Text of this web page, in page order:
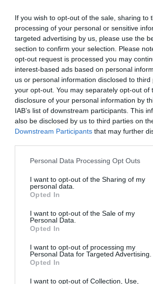
If you wish to opt-out of the sale, sharing to
processing of your personal or sensitive
targeted advertising by us, please use the
section to confirm your selection. Please
opt-out request is processed you may
interest-based ads based on personal
us or personal information disclosed to
your opt-out. You may separately opt-out of
disclosure of your personal information by
IAB’s list of downstream participants. This
also be disclosed by us to third parties on
Downstream Participants that may further
Personal Data Processing Opt Outs
I want to opt-out of the Sharing of my
personal data.
Opted In
I want to opt-out of the Sale of my
Personal Data.
Opted In
I want to opt-out of processing my
Personal Data for Targeted Advertising.
Opted In
I want to opt-out of Collection, Use,
EMPRESA
Plusfresc
expansión con
de 15 MEUR
28 de septiembre
EMPRESA
Los tiros
Pau Gasol
28 de
Anterior 1 … 34 35 36 37 38